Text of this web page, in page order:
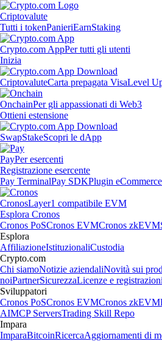
Criptovalute
Tutti i tokenPanieriEarnStaking
Crypto.com AppPer tutti gli utenti
Inizia
CriptovaluteCarta prepagata VisaLevel
OnchainPer gli appassionati di Web3
Ottieni estensione
SwapStakeScopri le dApp
PayPer esercenti
Registrazione esercente
Pay TerminalPay SDKPlugin eCommerce
CronosLayer1 compatibile EVM
Esplora Cronos
Cronos PoSCronos EVMCronos zkEVM
Esplora
AffiliazioneIstituzionaliCustodia
Crypto.com
Chi siamoNotizie aziendaliNovità sui
noiPartnerSicurezzaLicenze e registrazioni
Sviluppatori
Cronos PoSCronos EVMCronos zkEVM
AIMCP ServersTrading Skill Repo
Impara
ImparaBitcoinRicercaAggiornamenti di